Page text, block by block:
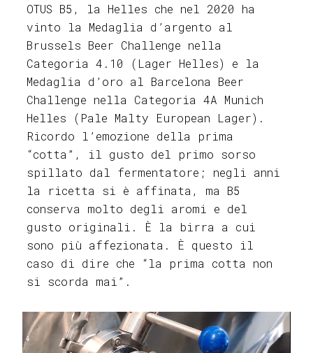
OTUS B5, la Helles che nel 2020 ha
vinto la Medaglia d’argento al
Brussels Beer Challenge nella
Categoria 4.10 (Lager Helles) e la
Medaglia d’oro al Barcelona Beer
Challenge nella Categoria 4A Munich
Helles (Pale Malty European Lager).
Ricordo l’emozione della prima
“cotta”, il gusto del primo sorso
spillato dal fermentatore; negli anni
la ricetta si è affinata, ma B5
conserva molto degli aromi e del
gusto originali. È la birra a cui
sono più affezionata. È questo il
caso di dire che “la prima cotta non
si scorda mai”.